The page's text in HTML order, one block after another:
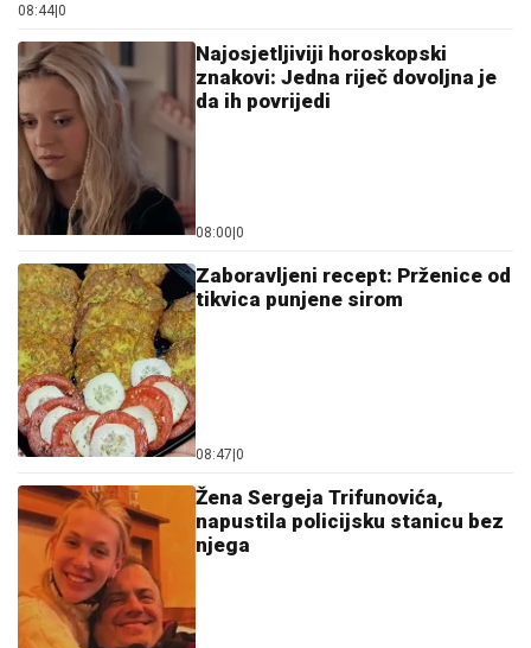
08:44 0
Najosjetljiviji horoskopski
znakovi: Jedna riječ dovoljna je
da ih povrijedi
08:00 0
Zaboravljeni recept: Prženice od
tikvica punjene sirom
08:47 0
Žena Sergeja Trifunovića,
napustila policijsku stanicu bez
njega